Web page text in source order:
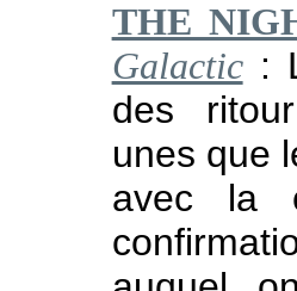
THE
Galactic:
des
unes que
avec la